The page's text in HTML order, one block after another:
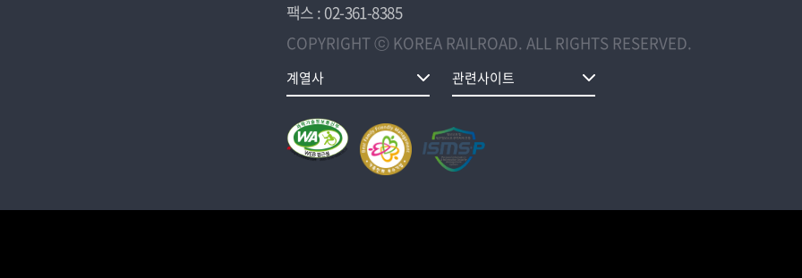
팩스 : 02-361-8385
COPYRIGHT ⓒ KOREA RAILROAD. ALL RIGHTS RESERVED.
계열사 관련사이트